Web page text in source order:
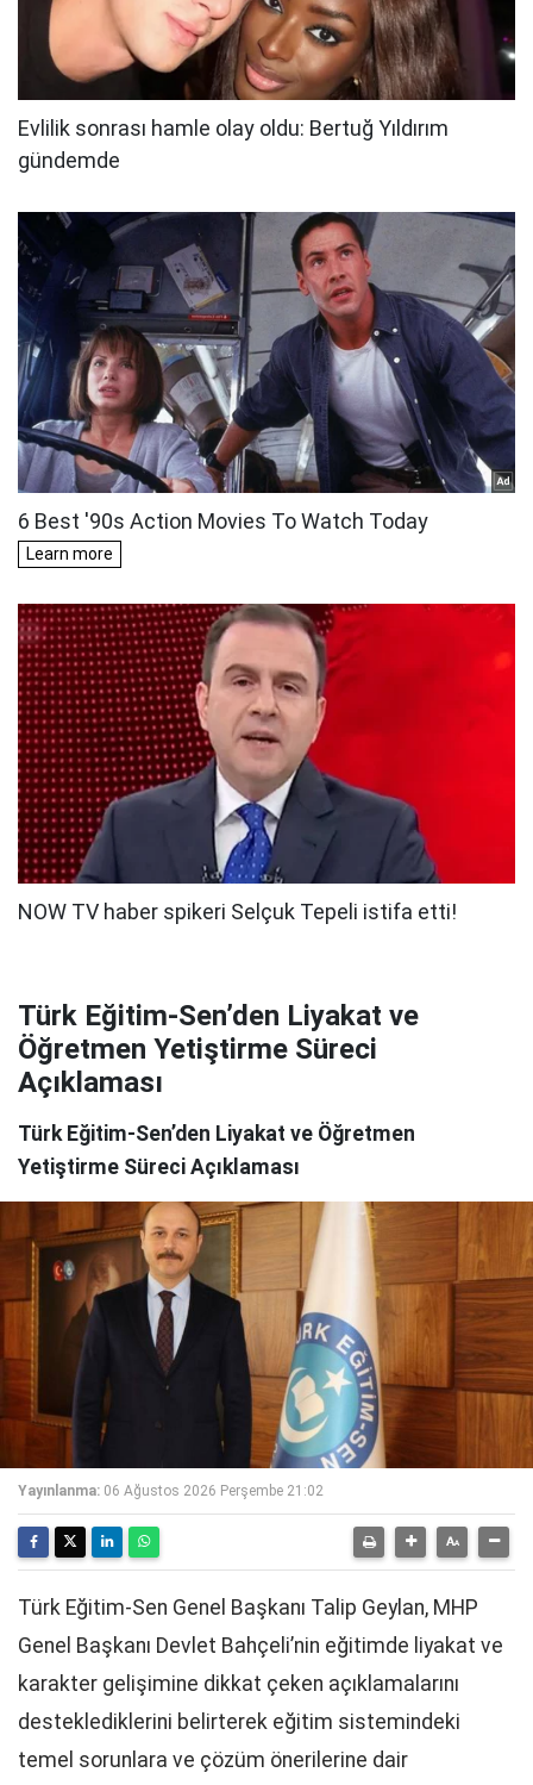
Türk Eğitim-Sen’den Liyakat ve
Öğretmen Yetiştirme Süreci
Açıklaması
Türk Eğitim-Sen’den Liyakat ve Öğretmen
Yetiştirme Süreci Açıklaması
Yayınlanma: 06 Ağustos 2026 Perşembe 21:02
Türk Eğitim-Sen Genel Başkanı Talip Geylan, MHP
Genel Başkanı Devlet Bahçeli’nin eğitimde liyakat ve
karakter gelişimine dikkat çeken açıklamalarını
desteklediklerini belirterek eğitim sistemindeki
temel sorunlara ve çözüm önerilerine dair